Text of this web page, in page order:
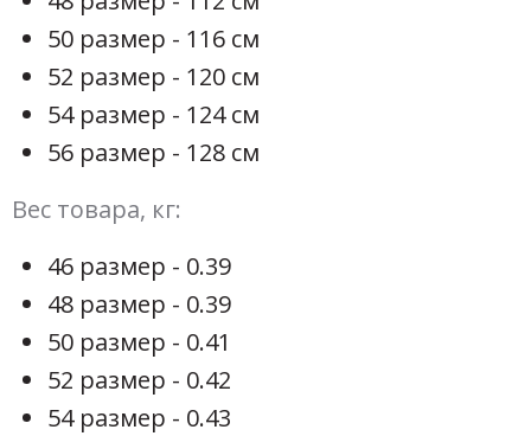
50 размер - 116 см
52 размер - 120 см
54 размер - 124 см
56 размер - 128 см
Вес товара, кг:
46 размер - 0.39
48 размер - 0.39
50 размер - 0.41
52 размер - 0.42
54 размер - 0.43